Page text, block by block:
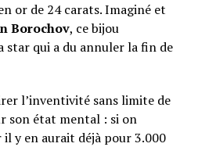
or de 24 carats. Imaginé et
Borochov, ce bijou
star qui a du annuler la fin de
l’inventivité sans limite de
son état mental : si on
y en aurait déjà pour 3.000